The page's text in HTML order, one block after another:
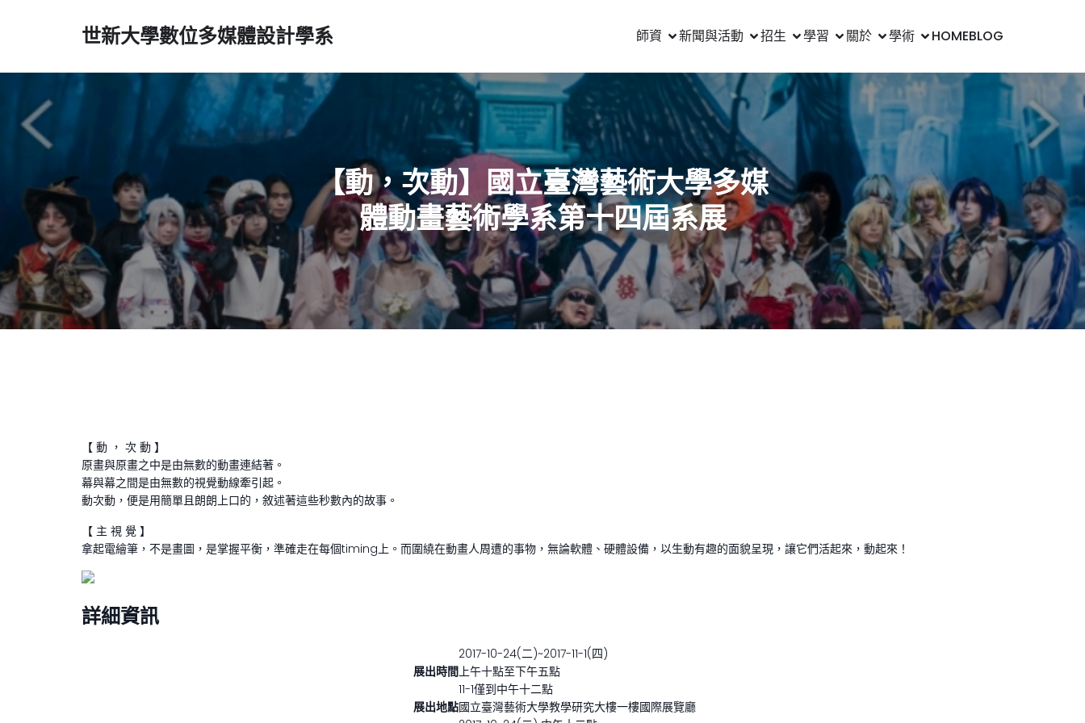
世新大學數位多媒體設計學系 師資 新聞與活動 招生 學習 關於 學術 HOMEBLOG
【動，次動】國立臺灣藝術大學多媒
體動畫藝術學系第十四屆系展
【 動 ， 次 動 】
原畫與原畫之中是由無數的動畫連結著。
幕與幕之間是由無數的視覺動線牽引起。
動次動，便是用簡單且朗朗上口的，敘述著這些秒數內的故事。
【 主 視 覺 】
拿起電繪筆，不是畫圖，是掌握平衡，準確走在每個timing上。而圍繞在動畫人周遭的事物，無論軟體、硬體設備，以生動有趣的面貌呈現，讓它們活起來，動起來！
詳細資訊
展出時間
2017-10-24(二)~2017-11-1(四)
上午十點至下午五點
11-1僅到中午十二點
展出地點國立臺灣藝術大學教學研究大樓一樓國際展覽廳